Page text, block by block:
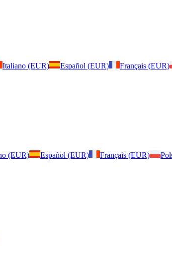
Italiano (EUR) Español (EUR) Français (EUR)
(EUR) Español (EUR) Français (EUR)